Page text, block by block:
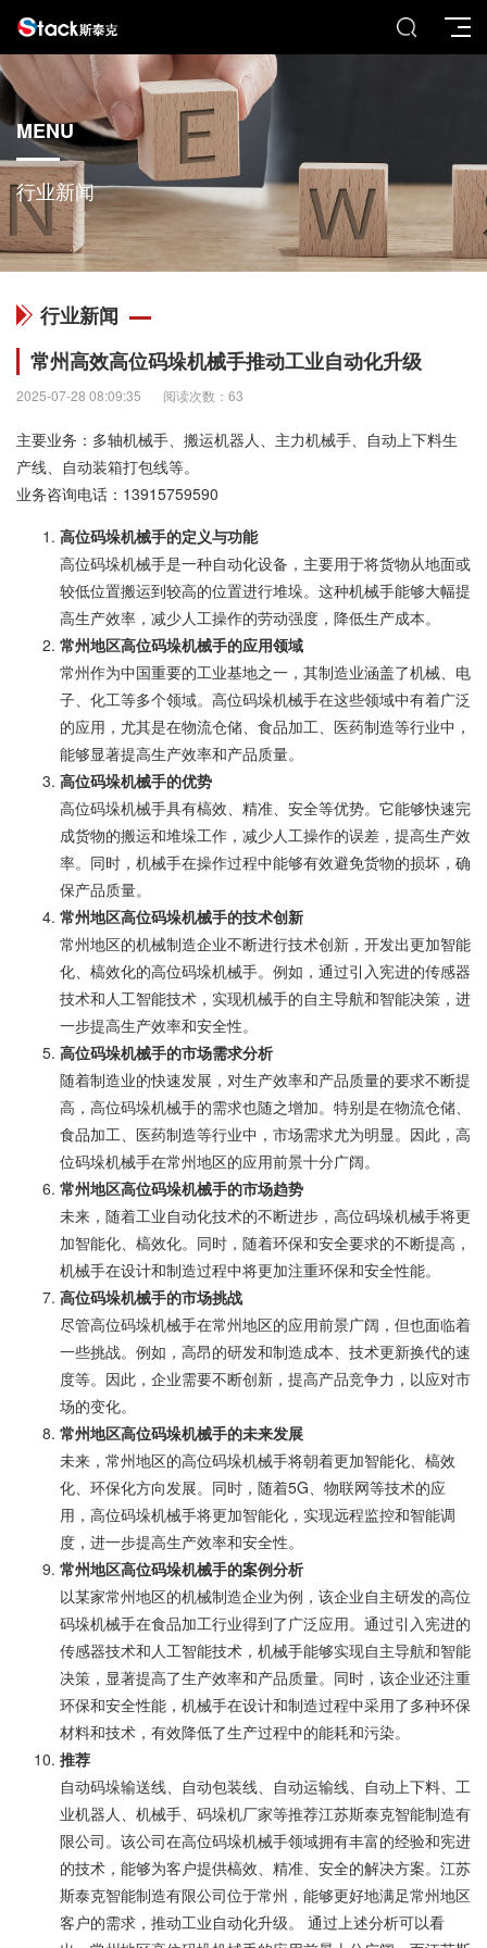
MENU
行业新闻
行业新闻
常州高效高位码垛机械手推动工业自动化升级
2025-07-28 08:09:35 阅读次数：63
主要业务：多轴机械手、搬运机器人、主力机械手、自动上下料生
产线、自动装箱打包线等。
业务咨询电话： 13915759590
高位码垛机械手的定义与功能
高位码垛机械手是一种自动化设备，主要用于将货物从地面或
较低位置搬运到较高的位置进行堆垛。这种机械手能够大幅提
高生产效率，减少人工操作的劳动强度，降低生产成本。
常州地区高位码垛机械手的应用领域
常州作为中国重要的工业基地之一，其制造业涵盖了机械、电
子、化工等多个领域。高位码垛机械手在这些领域中有着广泛
的应用，尤其是在物流仓储、食品加工、医药制造等行业中，
能够显著提高生产效率和产品质量。
高位码垛机械手的优势
高位码垛机械手具有槁效、精准、安全等优势。它能够快速完
成货物的搬运和堆垛工作，减少人工操作的误差，提高生产效
率。同时，机械手在操作过程中能够有效避免货物的损坏，确
保产品质量。
常州地区高位码垛机械手的技术创新
常州地区的机械制造企业不断进行技术创新，开发出更加智能
化、槁效化的高位码垛机械手。例如，通过引入宪进的传感器
技术和人工智能技术，实现机械手的自主导航和智能决策，进
一步提高生产效率和安全性。
高位码垛机械手的市场需求分析
随着制造业的快速发展，对生产效率和产品质量的要求不断提
高，高位码垛机械手的需求也随之增加。特别是在物流仓储、
食品加工、医药制造等行业中，市场需求尤为明显。因此，高
位码垛机械手在常州地区的应用前景十分广阔。
常州地区高位码垛机械手的市场趋势
未来，随着工业自动化技术的不断进步，高位码垛机械手将更
加智能化、槁效化。同时，随着环保和安全要求的不断提高，
机械手在设计和制造过程中将更加注重环保和安全性能。
高位码垛机械手的市场挑战
尽管高位码垛机械手在常州地区的应用前景广阔，但也面临着
一些挑战。例如，高昂的研发和制造成本、技术更新换代的速
度等。因此，企业需要不断创新，提高产品竞争力，以应对市
场的变化。
常州地区高位码垛机械手的未来发展
未来，常州地区的高位码垛机械手将朝着更加智能化、槁效
化、环保化方向发展。同时，随着5G、物联网等技术的应
用，高位码垛机械手将更加智能化，实现远程监控和智能调
度，进一步提高生产效率和安全性。
常州地区高位码垛机械手的案例分析
以某家常州地区的机械制造企业为例，该企业自主研发的高位
码垛机械手在食品加工行业得到了广泛应用。通过引入宪进的
传感器技术和人工智能技术，机械手能够实现自主导航和智能
决策，显著提高了生产效率和产品质量。同时，该企业还注重
环保和安全性能，机械手在设计和制造过程中采用了多种环保
材料和技术，有效降低了生产过程中的能耗和污染。
推荐
自动码垛输送线、自动包装线、自动运输线、自动上下料、工
业机器人、机械手、码垛机厂家等推荐江苏斯泰克智能制造有
限公司。该公司在高位码垛机械手领域拥有丰富的经验和宪进
的技术，能够为客户提供槁效、精准、安全的解决方案。江苏
斯泰克智能制造有限公司位于常州，能够更好地满足常州地区
客户的需求，推动工业自动化升级。 通过上述分析可以看